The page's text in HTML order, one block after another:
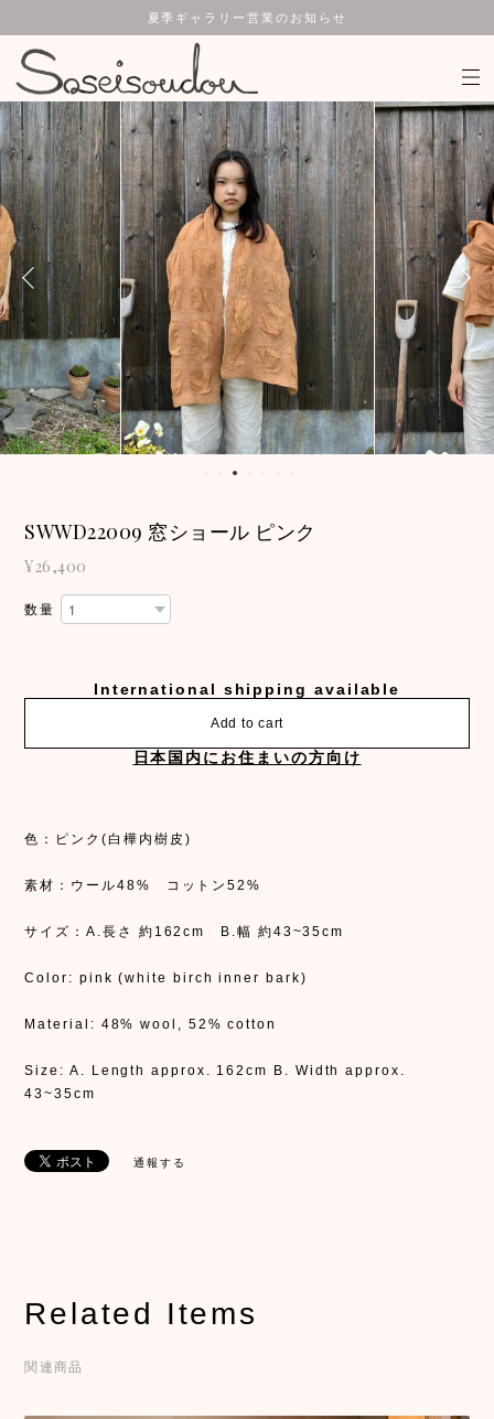
夏季ギャラリー営業のお知らせ
SWWD22009 窓ショール ピンク
¥26,400
数量
International shipping available
Add to cart
日本国内にお住まいの方向け
色：ピンク(白樺内樹皮)
素材：ウール48% コットン52%
サイズ：A.長さ 約162cm B.幅 約43~35cm
Color: pink (white birch inner bark)
Material: 48% wool, 52% cotton
Size: A. Length approx. 162cm B. Width approx.
43~35cm
通報する
Related Items
関連商品